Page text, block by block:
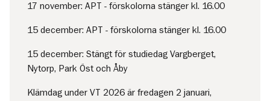
17 november: APT - förskolorna stänger kl. 16.00
15 december: APT - förskolorna stänger kl. 16.00
15 december: Stängt för studiedag Vargberget,
Nytorp, Park Öst och Åby
Klämdag under VT 2026 är fredagen 2 januari,